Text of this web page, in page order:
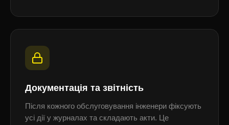
Документація та звітність
Після кожного обслуговування інженери фіксують
усі дії у журналах та складають акти. Це